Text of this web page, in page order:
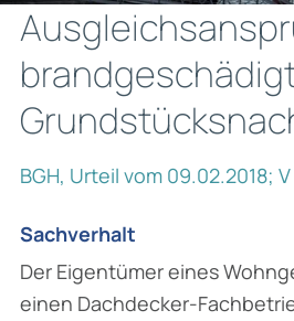
BGH, Urteil vom 09.02.2018; V
Sachverhalt
Der Eigentümer eines
einen Dachdecker-